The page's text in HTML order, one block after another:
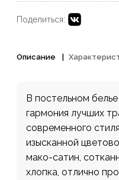
Поделиться:
Описание
В постельном
гармония лучших
современного
изысканной
мако-сатин,
хлопка, отлично